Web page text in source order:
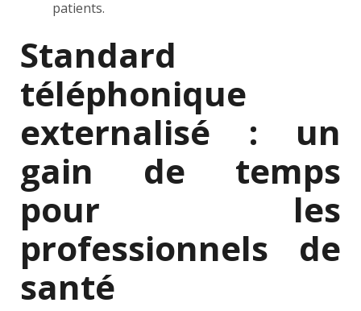
patients.
Standard
téléphonique
externalisé : un
gain de temps
pour les
professionnels de
santé